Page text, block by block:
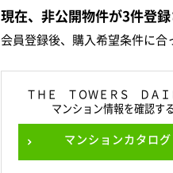
現在、非公開物件が3件登録
会員登録後、購入希望条件に合
ＴＨＥ ＴＯＷＥＲＳ ＤＡＩ
マンション情報を確認す
マンションカタログ